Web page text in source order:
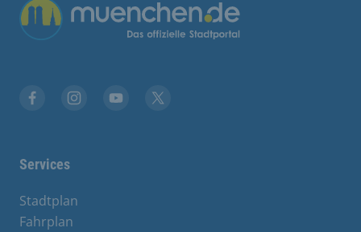
Übergreifende Links
Services
Stadtplan
Fahrplan